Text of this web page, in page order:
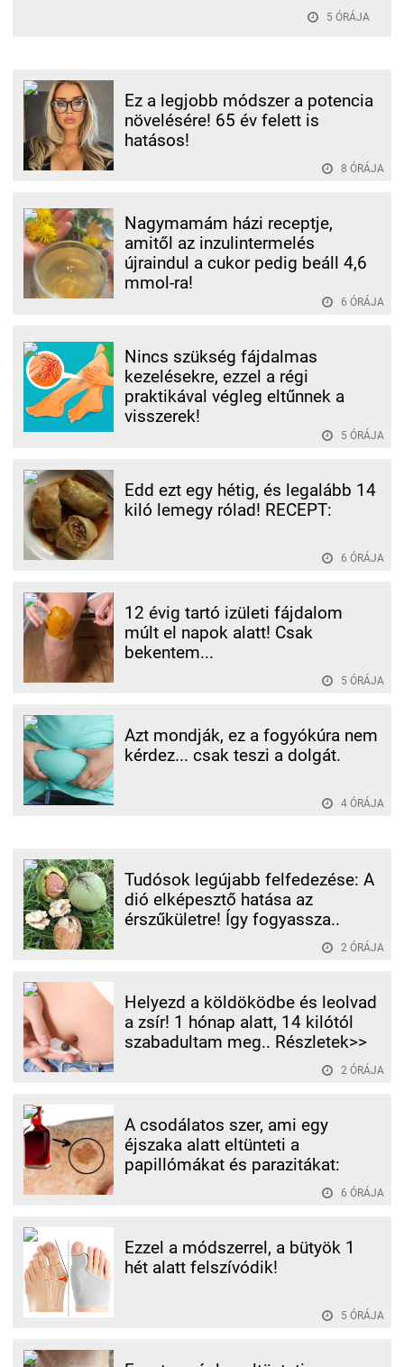
5 ÓRÁJA
Ez a legjobb módszer a potencia
növelésére! 65 év felett is
hatásos!
8 ÓRÁJA
Nagymamám házi receptje,
amitől az inzulintermelés
újraindul a cukor pedig beáll 4,6
mmol-ra!
6 ÓRÁJA
Nincs szükség fájdalmas
kezelésekre, ezzel a régi
praktikával végleg eltűnnek a
visszerek!
5 ÓRÁJA
Edd ezt egy hétig, és legalább 14
kiló lemegy rólad! RECEPT:
6 ÓRÁJA
12 évig tartó izületi fájdalom
múlt el napok alatt! Csak
bekentem...
5 ÓRÁJA
Azt mondják, ez a fogyókúra nem
kérdez... csak teszi a dolgát.
4 ÓRÁJA
Tudósok legújabb felfedezése: A
dió elképesztő hatása az
érszűkületre! Így fogyassza..
2 ÓRÁJA
Helyezd a köldöködbe és leolvad
a zsír! 1 hónap alatt, 14 kilótól
szabadultam meg.. Részletek>>
2 ÓRÁJA
A csodálatos szer, ami egy
éjszaka alatt eltünteti a
papillómákat és parazitákat:
6 ÓRÁJA
Ezzel a módszerrel, a bütyök 1
hét alatt felszívódik!
5 ÓRÁJA